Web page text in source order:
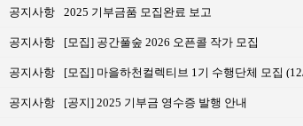
공지사항 2025 기부금품 모집완료 보고
공지사항 [모집] 공간풀숲 2026 오픈콜 작가 모집
공지사항 [모집] 마을하천컬렉티브 1기 수행단체 모집
공지사항 [공지] 2025 기부금 영수증 발행 안내